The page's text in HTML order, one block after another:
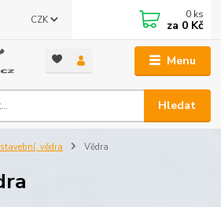
Menu
CZK
Hledat
0 ks
za 0 Kč
vědra Vědra